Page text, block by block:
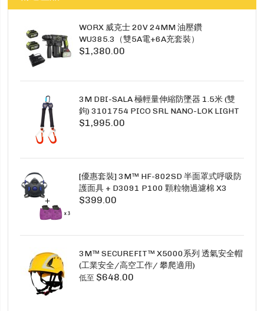
WORX 威克士 20V 24MM 油壓鑽
WU385.3（雙5A電+6A充套裝）
$1,380.00
3M DBI-SALA 極輕量伸縮防墜器 1.5米 (雙
鉤) 3101754 PICO SRL NANO-LOK LIGHT
1.5M TWINS
$1,995.00
[優惠套裝] 3M™ HF-802SD 半面罩式呼吸防
護面具 + D3091 P100 顆粒物過濾棉 X3
SECURE CLICK HF-802SD HF-800SD 系列
$399.00
3M™ SECUREFIT™ X5000系列 透氣安全帽
(工業安全/高空工作/ 攀爬適用)
低至 $648.00